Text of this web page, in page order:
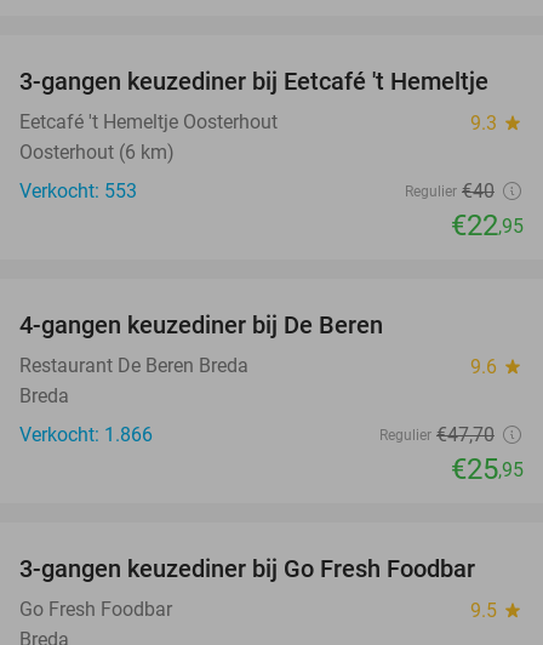
43%
3-gangen keuzediner bij Eetcafé 't Hemeltje
Eetcafé 't Hemeltje Oosterhout 9.3 star
Oosterhout (6 km)
Verkocht: 553
Regulier €40
€22,95
4-gangen keuzediner bij De Beren
Restaurant De Beren Breda 9.6 star
Breda
Verkocht: 1.866
Regulier €47,70
€25,95
33%
3-gangen keuzediner bij Go Fresh Foodbar
Go Fresh Foodbar 9.5 star
Breda